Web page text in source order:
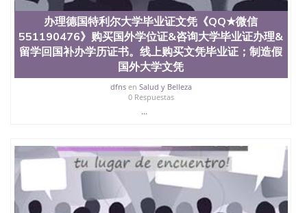
办理德国特利尔大学毕业证文凭《QQ★微信
551190476》购买国外学位证&咨询大学毕业证办理&
留学回国补办学历证书。线上购买文凭毕业证；制造假
国外大学文凭
dfnsen Salud y Belleza
0 Respuestas
...